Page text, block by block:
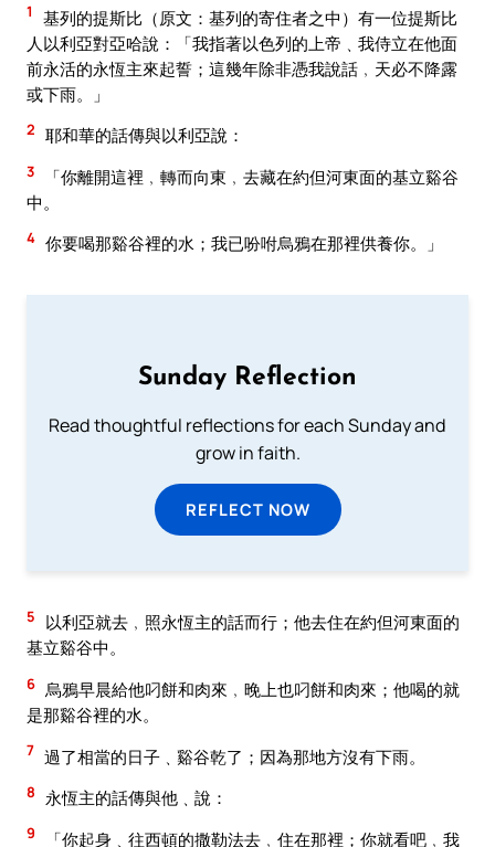
1
基列的提斯比（原文：基列的寄住者之中）有一位提斯比
人以利亞對亞哈說：「我指著以色列的上帝﹑我侍立在他面
前永活的永恆主來起誓；這幾年除非憑我說話﹐天必不降露
或下雨。」
2 耶和華的話傳與以利亞說：
3
「你離開這裡﹐轉而向東﹐去藏在約但河東面的基立谿谷
中。
4 你要喝那谿谷裡的水；我已吩咐烏鴉在那裡供養你。」
Sunday Reflection
Read thoughtful reflections for each Sunday and
grow in faith.
REFLECT NOW
5
以利亞就去﹐照永恆主的話而行；他去住在約但河東面的
基立谿谷中。
6 烏鴉早晨給他叼餅和肉來﹐晚上也叼餅和肉來；他喝的就
是那谿谷裡的水。
7 過了相當的日子﹑谿谷乾了；因為那地方沒有下雨。
8 永恆主的話傳與他﹑說：
9
「你起身﹑往西頓的撒勒法去﹐住在那裡；你就看吧﹐我